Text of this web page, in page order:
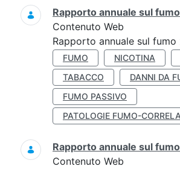
Rapporto annuale sul
Contenuto Web
Rapporto annuale sul fumo
FUMO NICOTINA
TABACCO
DANNI DA
FUMO PASSIVO
PATOLOGIE FUMO-
Rapporto annuale sul
Contenuto Web